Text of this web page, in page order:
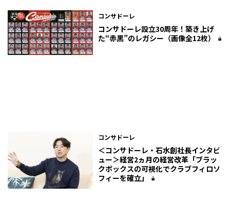
コンサドーレ
コンサドーレ設立30周年！築き上げ
た“赤黒”のレガシー（画像全12枚）
コンサドーレ
＜コンサドーレ・石水創社長インタビ
ュー＞経営2ヵ月の経営改革「ブラッ
クボックスの可視化でクラブフィロソ
フィーを確立」